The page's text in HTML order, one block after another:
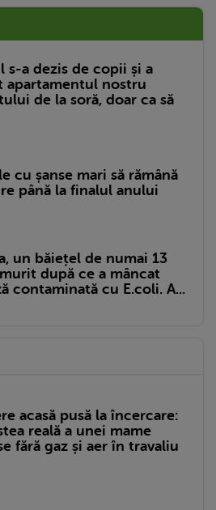
s-a dezis de copii și a
apartamentul nostru
de la soră, doar ca să
cu șanse mari să rămână
până la finalul anului
un băiețel de numai 13
după ce a mâncat
contaminată cu E.coli. A...
acasă pusă la încercare:
reală a unei mame
fără gaz și aer în travaliu